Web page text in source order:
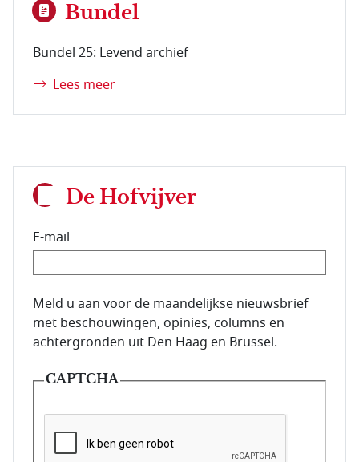
Bundel
Bundel 25: Levend archief
Lees meer
De Hofvijver
E-mail
E-mailadres van de abonnee.
Meld u aan voor de maandelijkse nieuwsbrief
met beschouwingen, opinies, columns en
achtergronden uit Den Haag en Brussel.
CAPTCHA